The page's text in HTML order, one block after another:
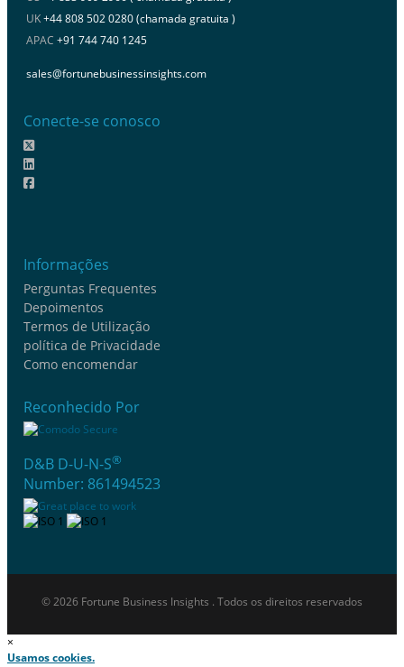
UK+44 808 502 0280 (chamada gratuita )
APAC +91 744 740 1245
sales@fortunebusinessinsights.com
Conecte-se conosco
Informações
Perguntas Frequentes
Depoimentos
Termos de Utilização
política de Privacidade
Como encomendar
Reconhecido Por
D&B D-U-N-S®
Number: 861494523
© 2026 Fortune Business Insights . Todos os direitos reservados
×
Usamos cookies.